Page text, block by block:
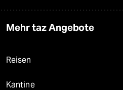
Mehr taz Angebote
Reisen
Kantine